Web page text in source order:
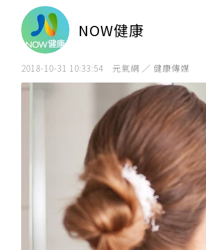
NOW健康
2018-10-31 10:33:54 元氣網 ／ 健康傳媒